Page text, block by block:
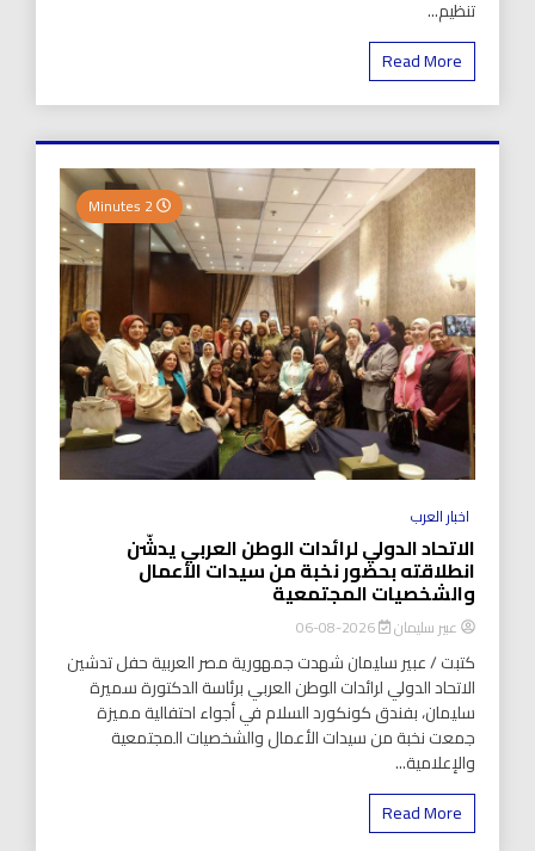
تنظيم...
Read More
اخبار العرب
الاتحاد الدولي لرائدات الوطن العربي يدشّن
انطلاقته بحضور نخبة من سيدات الأعمال
والشخصيات المجتمعية
عبير سليمان 2026-08-06
كتبت / عبير سليمان شهدت جمهورية مصر العربية حفل تدشين
الاتحاد الدولي لرائدات الوطن العربي برئاسة الدكتورة سميرة
سليمان، بفندق كونكورد السلام في أجواء احتفالية مميزة
جمعت نخبة من سيدات الأعمال والشخصيات المجتمعية
والإعلامية...
Read More